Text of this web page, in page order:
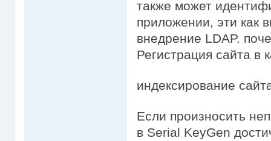
также может
приложении, эти как
внедрение LDAP.
Регистрация сайта в
индексирование
Если произносить
в Serial KeyGen